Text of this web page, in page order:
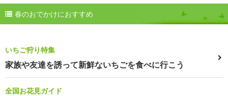
春のおでかけにおすすめ
いちご狩り特集
家族や友達を誘って新鮮ないちごを食べに行こう
全国お花見ガイド